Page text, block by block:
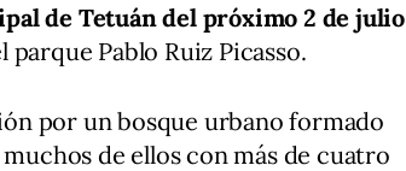
de Tetuán del próximo 2 de julio
Pablo Ruiz Picasso.
por un bosque urbano formado
muchos de ellos con más de cuatro